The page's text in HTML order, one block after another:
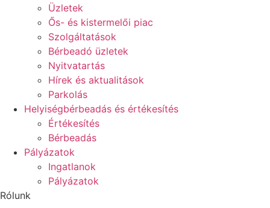
Üzletek
Ős- és kistermelői piac
Szolgáltatások
Bérbeadó üzletek
Nyitvatartás
Hírek és aktualitások
Parkolás
Helyiségbérbeadás és értékesítés
Értékesítés
Bérbeadás
Pályázatok
Ingatlanok
Pályázatok
Rólunk